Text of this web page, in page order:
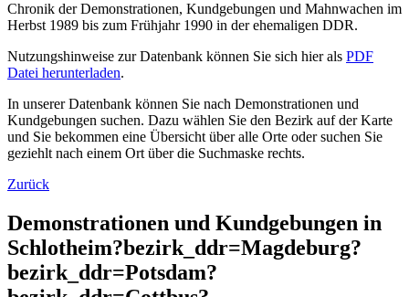
Chronik der Demonstrationen, Kundgebungen und Mahnwachen im
Herbst 1989 bis zum Frühjahr 1990 in der ehemaligen DDR.
Nutzungshinweise zur Datenbank können Sie sich hier als PDF
Datei herunterladen.
In unserer Datenbank können Sie nach Demonstrationen und
Kundgebungen suchen. Dazu wählen Sie den Bezirk auf der Karte
und Sie bekommen eine Übersicht über alle Orte oder suchen Sie
geziehlt nach einem Ort über die Suchmaske rechts.
Zurück
Demonstrationen und Kundgebungen in
Schlotheim?bezirk_ddr=Magdeburg?
bezirk_ddr=Potsdam?